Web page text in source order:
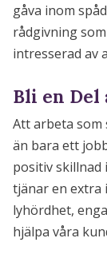
gåva inom
rådgivning
intresserad av
Bli en Del
Att arbeta som
än bara ett
positiv skillnad
tjänar en extra
lyhördhet,
hjälpa våra